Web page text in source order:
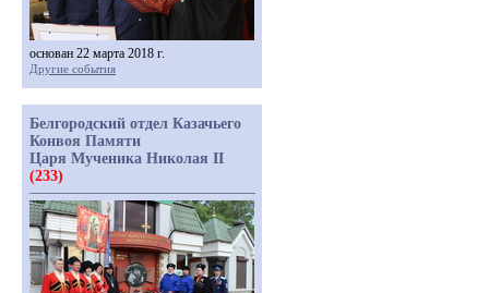
основан 22 марта 2018 г.
Другие события
Белгородский отдел Казачьего
Конвоя Памяти
Царя Мученика Николая II
(233)